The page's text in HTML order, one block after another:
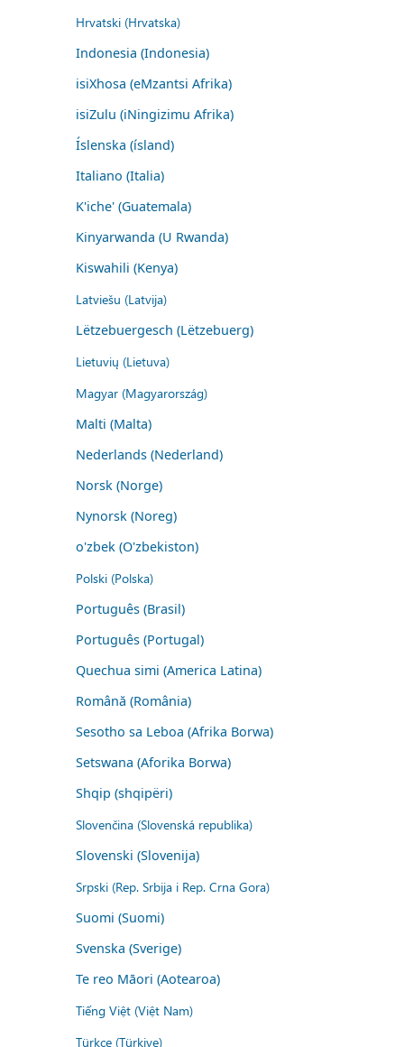
Hrvatski (Hrvatska)
Indonesia (Indonesia)
isiXhosa (eMzantsi Afrika)
isiZulu (iNingizimu Afrika)
Íslenska (ísland)
Italiano (Italia)
K'iche' (Guatemala)
Kinyarwanda (U Rwanda)
Kiswahili (Kenya)
Latviešu (Latvija)
Lëtzebuergesch (Lëtzebuerg)
Lietuvių (Lietuva)
Magyar (Magyarország)
Malti (Malta)
Nederlands (Nederland)
Norsk (Norge)
Nynorsk (Noreg)
o'zbek (O'zbekiston)
Polski (Polska)
Português (Brasil)
Português (Portugal)
Quechua simi (America Latina)
Română (România)
Sesotho sa Leboa (Afrika Borwa)
Setswana (Aforika Borwa)
Shqip (shqipëri)
Slovenčina (Slovenská republika)
Slovenski (Slovenija)
Srpski (Rep. Srbija i Rep. Crna Gora)
Suomi (Suomi)
Svenska (Sverige)
Te reo Māori (Aotearoa)
Tiếng Việt (Việt Nam)
Türkçe (Türkiye)